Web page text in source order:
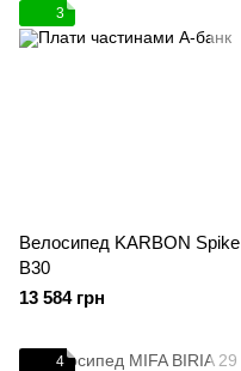
3
Велосипед KARBON Spike
B30
13 584 грн
4